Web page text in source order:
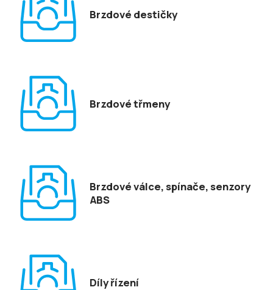
Brzdové destičky
Brzdové třmeny
Brzdové válce, spínače, senzory
ABS
Díly řízení